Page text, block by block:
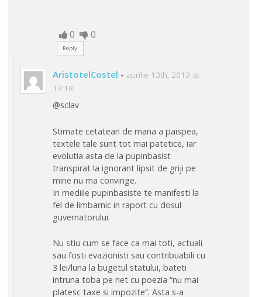
0 0
Reply
AristotelCostel - aprilie 13th, 2013 at
13:18
@sclav
Stimate cetatean de mana a paispea,
textele tale sunt tot mai patetice, iar
evolutia asta de la pupinbasist
transpirat la ignorant lipsit de griji pe
mine nu ma convinge.
In mediile pupinbasiste te manifesti la
fel de limbarnic in raport cu dosul
guvernatorului.
Nu stiu cum se face ca mai toti, actuali
sau fosti evazionisti sau contribuabili cu
3 lei/luna la bugetul statului, bateti
intruna toba pe net cu poezia “nu mai
platesc taxe si impozite”. Asta s-a